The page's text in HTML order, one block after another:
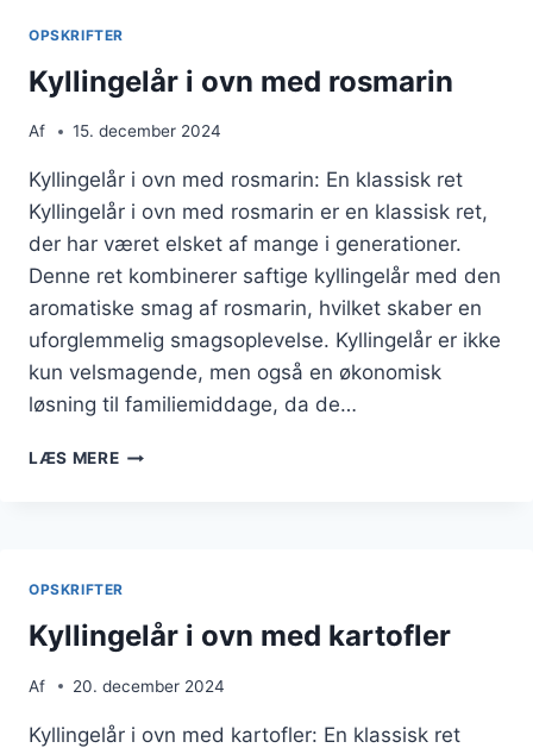
OPSKRIFTER
Kyllingelår i ovn med rosmarin
Af 15. december 2024
Kyllingelår i ovn med rosmarin: En klassisk ret
Kyllingelår i ovn med rosmarin er en klassisk ret,
der har været elsket af mange i generationer.
Denne ret kombinerer saftige kyllingelår med den
aromatiske smag af rosmarin, hvilket skaber en
uforglemmelig smagsoplevelse. Kyllingelår er ikke
kun velsmagende, men også en økonomisk
løsning til familiemiddage, da de…
LÆS MEREKYLLINGELÅR
OPSKRIFTER
Kyllingelår i ovn med kartofler
Af 20. december 2024
Kyllingelår i ovn med kartofler: En klassisk ret